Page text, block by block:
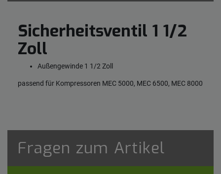
Sicherheitsventil 1 1/2
Zoll
Außengewinde 1 1/2 Zoll
passend für Kompressoren MEC 5000, MEC 6500, MEC 8000
Fragen zum Artikel